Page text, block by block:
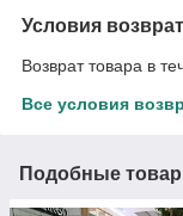
Условия
Возврат товара в
Все условия
Подобные